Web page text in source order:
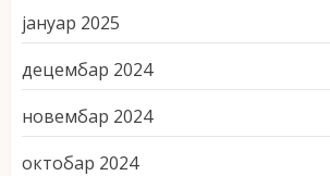
јануар 2025
децембар 2024
новембар 2024
октобар 2024